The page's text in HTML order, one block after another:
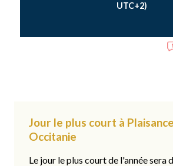
UTC+2)
Jour le plus court à
Occitanie
Le jour le plus court de l'année sera